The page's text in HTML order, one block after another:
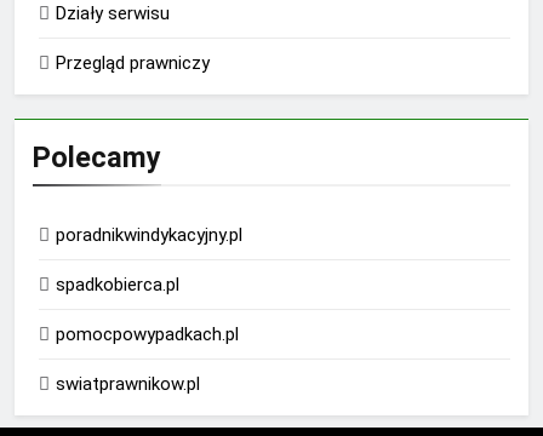
Działy serwisu
Przegląd prawniczy
Polecamy
poradnikwindykacyjny.pl
spadkobierca.pl
pomocpowypadkach.pl
swiatprawnikow.pl